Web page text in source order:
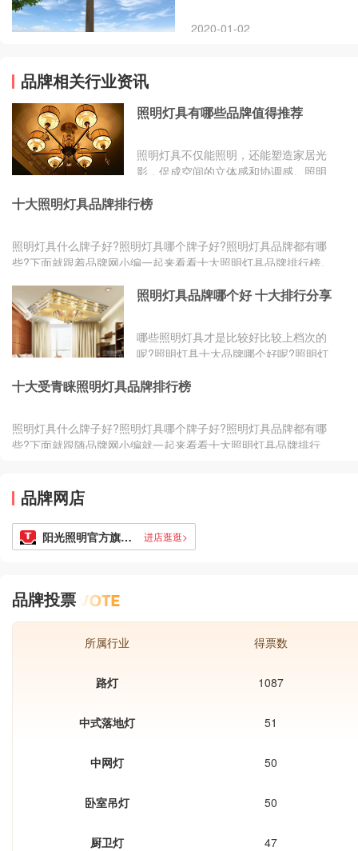
2020-01-02
品牌相关行业资讯
照明灯具有哪些品牌值得推荐
照明灯具不仅能照明，还能塑造家居光
影，促成空间的立体感和协调感。照明
照明灯具品牌值得推荐呢?一起来看。
十大照明灯具品牌排行榜
照明灯具什么牌子好?照明灯具哪个牌子好?照明灯具品牌都有哪
些?下面就跟着品牌网小编一起来看看十大照明灯具品牌排行榜。
照明灯具品牌哪个好 十大排行分享
哪些照明灯具才是比较好比较上档次的
呢?照明灯具十大品牌哪个好呢?照明灯
题表达了人们迫切希望了解照明...
十大受青睐照明灯具品牌排行榜
照明灯具什么牌子好?照明灯具哪个牌子好?照明灯具品牌都有哪
些?下面就跟随品牌网小编就一起来看看十大照明灯具品牌排行
品牌网店
阳光照明官方旗舰店 进店逛逛>
品牌投票
所属行业 得票数
路灯 1087
中式落地灯 51
中网灯 50
卧室吊灯 50
厨卫灯 47